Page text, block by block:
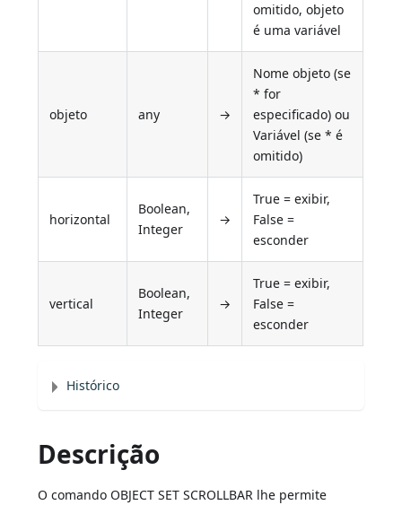
omitido, objeto
é uma variável
objeto any →
Nome objeto (se
* for
especificado) ou
Variável (se * é
omitido)
horizontal
Boolean,
Integer
→
True = exibir,
False =
esconder
vertical
Boolean,
Integer
→
True = exibir,
False =
esconder
Histórico
Descrição
O comando OBJECT SET SCROLLBAR lhe permite